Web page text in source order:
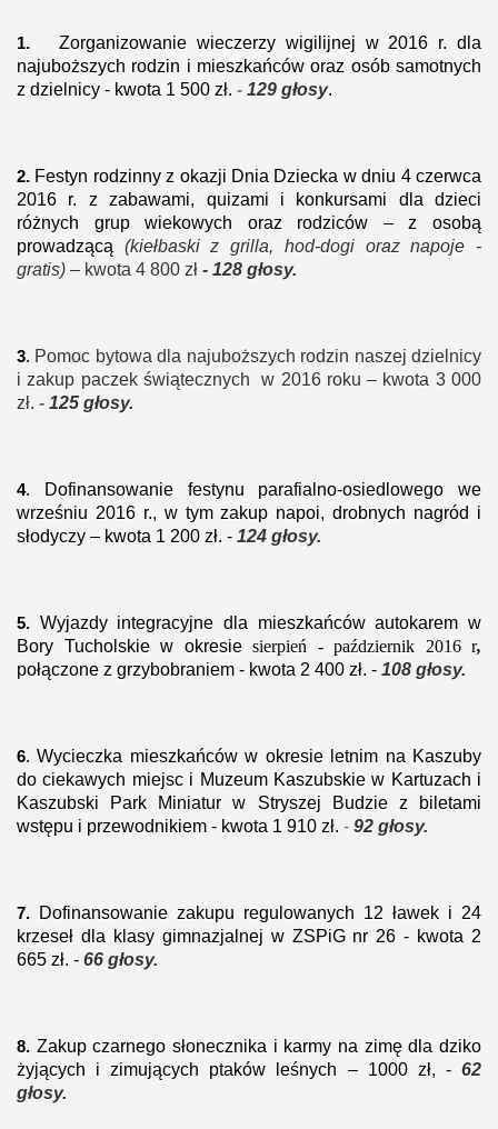
1.Zorganizowanie wieczerzy wigilijnej w 2016 r.dla
najuboższych rodzin i mieszkańców oraz osób samotnych
z dzielnicy - kwota 1 500 zł. - 129 głosy.
2. Festyn rodzinny z okazji Dnia Dziecka w dniu 4 czerwca
2016 r. z zabawami, quizami
i konkursami dla dzieci
różnych grup wiekowych oraz rodziców – z osobą
prowadzącą
(kiełbaski z grilla, hod-dogi oraz napoje -
gratis) – kwota 4 800 zł - 128 głosy.
3. Pomoc bytowa dla najuboższych rodzin naszej dzielnicy
i zakup paczek świątecznych
w 2016 roku – kwota 3 000
zł. - 125 głosy.
4. Dofinansowanie festynu parafialno-osiedlowego we
wrześniu 2016 r., w tym zakup napoi, drobnych nagród i
słodyczy – kwota 1 200 zł. - 124 głosy.
5. Wyjazdy integracyjne dla mieszkańców autokarem w
Bory Tucholskie w okresie sierpień -październik 2016 r,
połączone z grzybobraniem - kwota 2 400 zł. - 108 głosy.
6. Wycieczka mieszkańców w okresie letnim na Kaszuby
do ciekawych miejsc i Muzeum Kaszubskie w Kartuzach i
Kaszubski Park Miniatur w Stryszej Budzie z biletami
wstępu i przewodnikiem - kwota 1 910 zł. - 92 głosy.
7.
Dofinansowanie zakupu regulowanych 12 ławek i 24
krzeseł dla klasy gimnazjalnej w ZSPiG nr 26 - kwota 2
665 zł. - 66 głosy.
8. Zakup czarnego słonecznika i karmy na zimę dla dziko
żyjących i zimujących ptaków
leśnych – 1000 zł, -62
głosy.